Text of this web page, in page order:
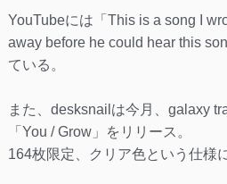
YouTubeには「This is a song I
away before he could hear this
ている。
また、desksnailは今月、galaxy
「You / Grow」をリリース。
164枚限定、クリア色という仕様